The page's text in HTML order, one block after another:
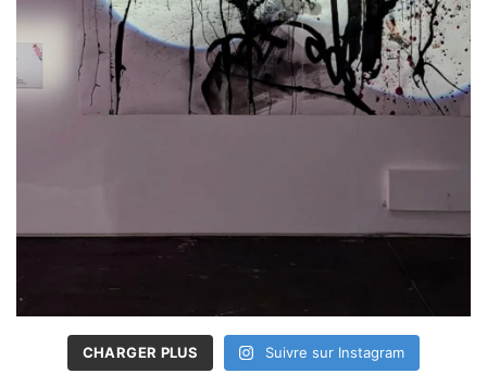
CHARGER PLUS Suivre sur Instagram